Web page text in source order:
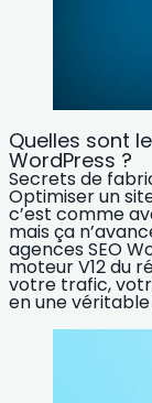
Quelles sont
WordPress ?
Secrets de
Optimiser un
c’est comme
mais ça
agences SEO
moteur V12 du
votre trafic,
en une